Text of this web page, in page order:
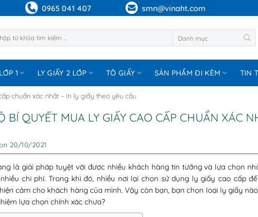
0965 041 407 smn@vinaht.com
1 LY GIẤY 2 LỚP TÔ GIẤY SẢN PHẨM ĐI KÈM TIN
chuẩn xác nhất – In ly giấy theo yêu cầu
BÍ QUYẾT MUA LY GIẤY CAO CẤP CHUẨN XÁC
20/10/2021
là giải pháp tuyệt vời được nhiều khách hàng tin tưởng và lựa chọn
chi phí. Trong khi đó, nhiều nơi lại chọn sử dụng ly giấy cao cấp
cảm cho khách hàng của mình. Vậy còn bạn, bạn chọn loại ly giấy
lựa chọn chính xác chưa?